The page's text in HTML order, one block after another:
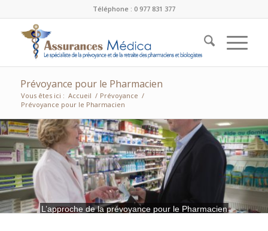
Téléphone : 0 977 831 377
Prévoyance pour le Pharmacien
Vous êtes ici : Accueil / Prévoyance /
Prévoyance pour le Pharmacien
L’approche de la prévoyance pour le Pharmacien